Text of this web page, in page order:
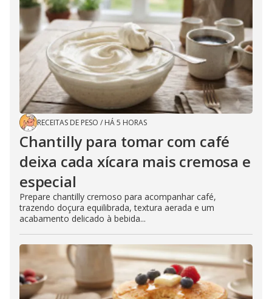
RECEITAS DE PESO / HÁ 5 HORAS
Chantilly para tomar com café
deixa cada xícara mais cremosa e
especial
Prepare chantilly cremoso para acompanhar café,
trazendo doçura equilibrada, textura aerada e um
acabamento delicado à bebida...